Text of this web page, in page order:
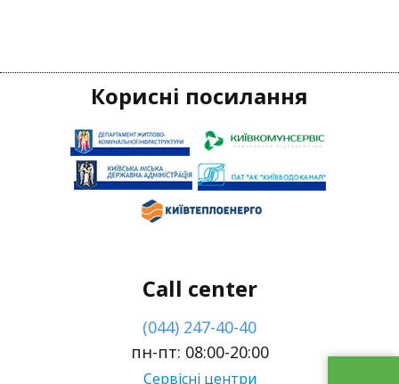
Корисні посилання
Call center
(044) 247-40-40
пн-пт: 08:00-20:00
Сервісні центри